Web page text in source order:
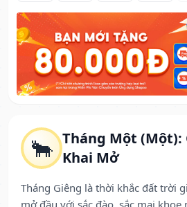
🐂 Tháng Một (Một):
Khai Mở
Tháng Giêng là thời khắc đất trời